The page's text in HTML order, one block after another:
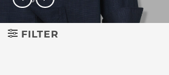
FILTER